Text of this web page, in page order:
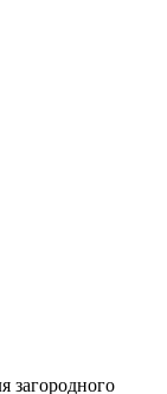
загородного